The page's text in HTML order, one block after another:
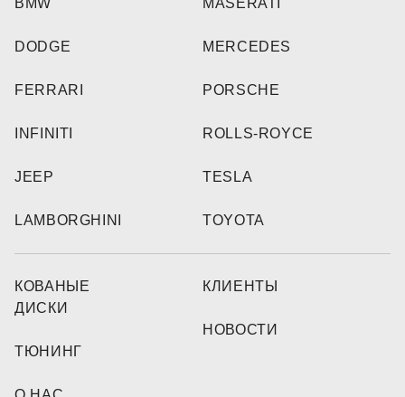
DODGE
FERRARI
INFINITI
JEEP
LAMBORGHINI
MERCEDES
PORSCHE
ROLLS-ROYCE
TESLA
TOYOTA
КОВАНЫЕ
ДИСКИ
ТЮНИНГ
КЛИЕНТЫ
НОВОСТИ